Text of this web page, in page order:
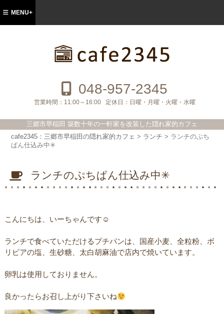
ェ
048-957-2345
営業時間： 11:00～16:00 定休日： 日曜・月曜・火曜・水曜
三郷市早稲田 築数十年の一軒家を改装した隠れ家的カフェ
MENU+
cafe2345：三郷市早稲田の隠れ家的カフェ > ランチ > ランチのぷち
ぱん仕込み中✳︎
ランチのぷちぱん仕込み中✳︎
こんにちは、いーちゃんです☺︎
ランチで食べていただけるプチパンは、国産小麦、全粒粉、ボ
リビアの塩、生砂糖、太白胡麻油で店内で焼いています。
卵乳は使用しておりません。
良かったらお召し上がり下さいね